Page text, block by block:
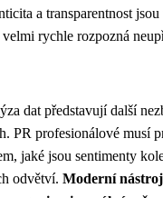
a transparentnost
rychle rozpozná
dat představují další
PR profesionálové musí
jaké jsou sentimenty
odvětví. Moderní